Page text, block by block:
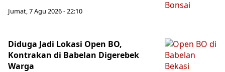
Jumat, 7 Agu 2026 - 22:10
Diduga Jadi Lokasi Open BO,
Kontrakan di Babelan Digerebek
Warga